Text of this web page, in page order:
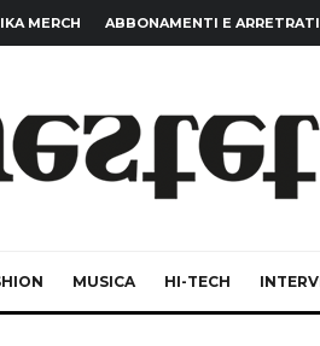
MERCH ABBONAMENTI E ARRETRATI
MUSICA HI-TECH